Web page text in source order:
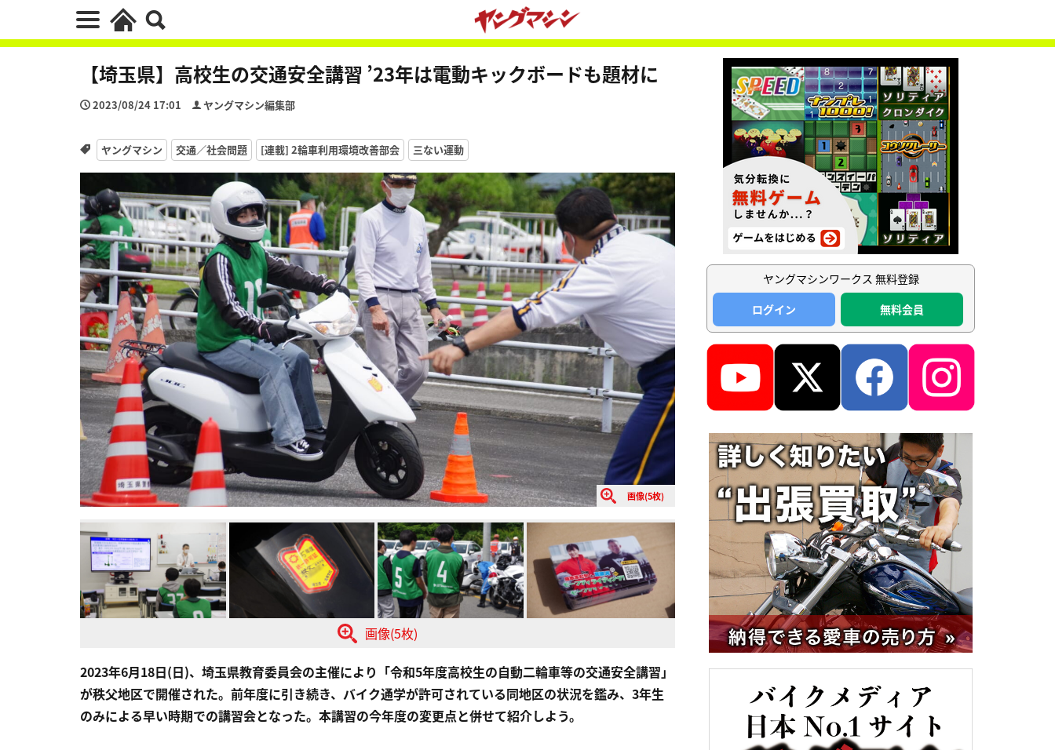
【埼玉県】高校生の交通安全講習 ’23年は電動キックボードも題材に
2023/08/24 17:01 ヤングマシン編集部
ヤングマシン 交通／社会問題 [連載] 2輪車利用環境改善部会 三ない運動
画像(5枚)
画像(5枚)
2023年6月18日(日)、埼玉県教育委員会の主催により「令和5年度高校生の自動二輪車等の交通安全講習」
が秩父地区で開催された。前年度に引き続き、バイク通学が許可されている同地区の状況を鑑み、3年生
のみによる早い時期での講習会となった。本講習の今年度の変更点と併せて紹介しよう。
ヤングマシンワークス 無料登録
ログイン
無料会員